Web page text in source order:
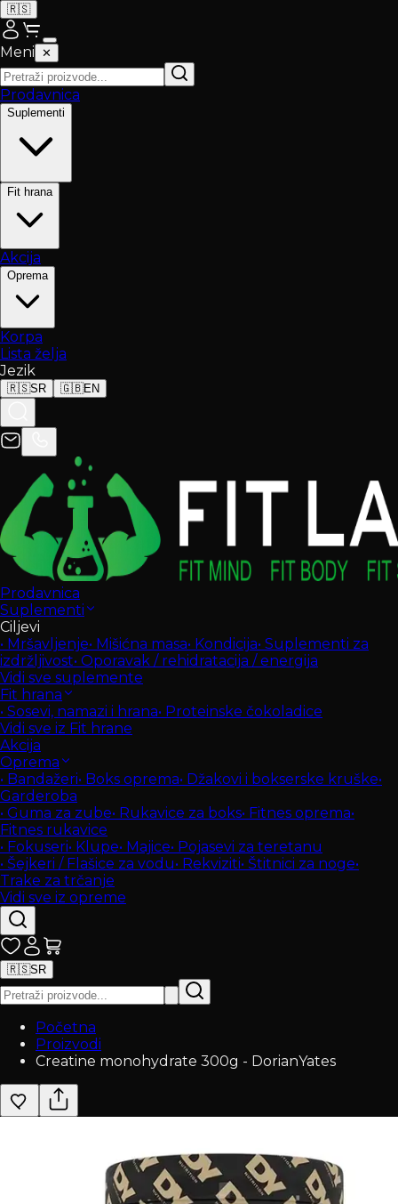
🇷🇸
Meni ✕
Prodavnica
Suplementi
Fit hrana
Akcija
Oprema
Korpa
Lista želja
Jezik
🇷🇸SR 🇬🇧EN
Prodavnica
Suplementi
Ciljevi
• Mršavljenje• Mišićna masa• Kondicija• Suplementi za
izdržljivost• Oporavak / rehidratacija / energija
Vidi sve suplemente
Fit hrana
• Sosevi, namazi i hrana• Proteinske čokoladice
Vidi sve iz Fit hrane
Akcija
Oprema
• Bandažeri• Boks oprema• Džakovi i bokserske kruške•
Garderoba
• Guma za zube• Rukavice za boks• Fitnes oprema•
Fitnes rukavice
• Fokuseri• Klupe• Majice• Pojasevi za teretanu
• Šejkeri / Flašice za vodu• Rekviziti• Štitnici za noge•
Trake za trčanje
Vidi sve iz opreme
🇷🇸SR
Početna
Proizvodi
Creatine monohydrate 300g - DorianYates